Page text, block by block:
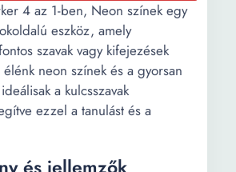
4 az 1-ben, Neon színek egy
eszköz, amely
szavak vagy kifejezések
neon színek és a gyorsan
a kulcsszavak
ezzel a tanulást és a